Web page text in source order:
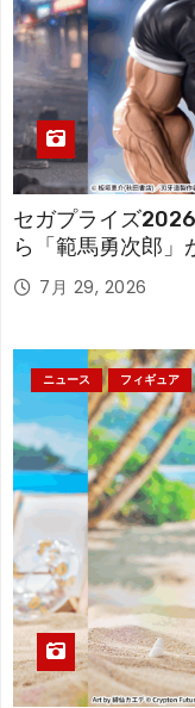
セガプライズ
ら「範馬勇次郎」
7月 29, 2026
ニュース フィギュア